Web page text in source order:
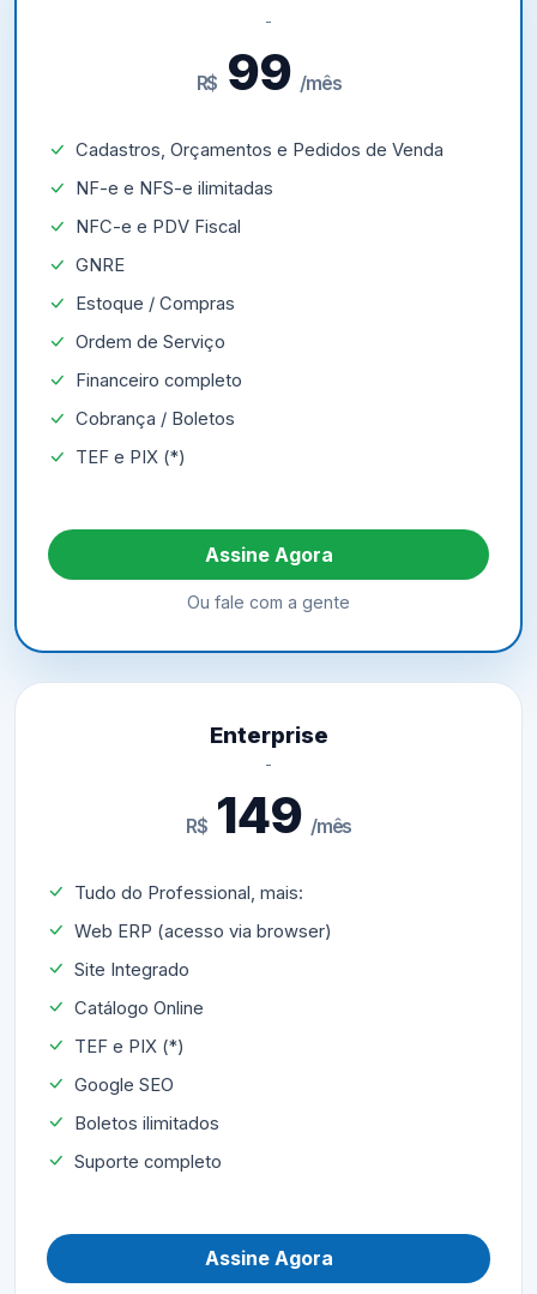
R$ 99 /mês
Cadastros, Orçamentos e Pedidos de Venda
NF-e e NFS-e ilimitadas
NFC-e e PDV Fiscal
GNRE
Estoque / Compras
Ordem de Serviço
Financeiro completo
Cobrança / Boletos
TEF e PIX (*)
Assine Agora
Ou fale com a gente
Enterprise
R$149 /mês
Tudo do Professional, mais:
Web ERP (acesso via browser)
Site Integrado
Catálogo Online
TEF e PIX (*)
Google SEO
Boletos ilimitados
Suporte completo
Assine Agora